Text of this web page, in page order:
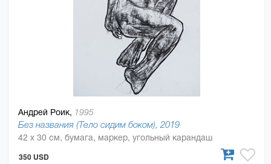
Андрей Роик, 1995
Без названия (Тело сидим боком), 2019
42 x 30 см, бумага, маркер, угольный карандаш
350 USD